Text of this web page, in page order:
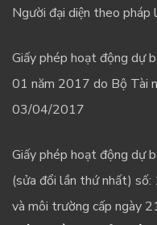
Người đại diện theo
Giấy phép hoạt động dự
01 năm 2017 do Bộ Tài
03/04/2017
Giấy phép hoạt động dự
(sửa đổi lần thứ nhất)
và môi trường cấp ngày